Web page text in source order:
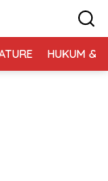
HUKUM &